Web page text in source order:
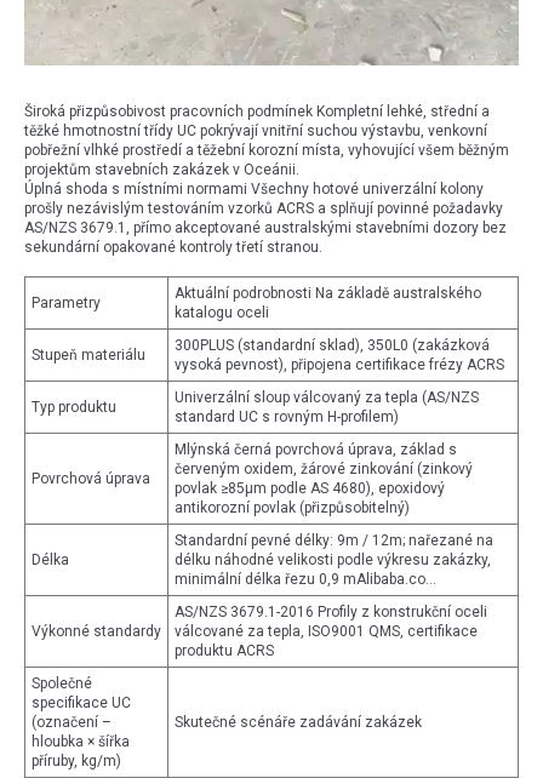
Široká přizpůsobivost pracovních podmínek Kompletní lehké, střední a
těžké hmotnostní třídy UC pokrývají vnitřní suchou výstavbu, venkovní
pobřežní vlhké prostředí a těžební korozní místa, vyhovující všem běžným
projektům stavebních zakázek v Oceánii.
Úplná shoda s místními normami Všechny hotové univerzální kolony
prošly nezávislým testováním vzorků ACRS a splňují povinné požadavky
AS/NZS 3679.1, přímo akceptované australskými stavebními dozory bez
sekundární opakované kontroly třetí stranou.
Parametry
Aktuální podrobnosti Na základě australského
katalogu oceli
Stupeň materiálu
300PLUS (standardní sklad), 350L0 (zakázková
vysoká pevnost), připojena certifikace frézy ACRS
Typ produktu
Univerzální sloup válcovaný za tepla (AS/NZS
standard UC s rovným H-profilem)
Povrchová úprava
Mlýnská černá povrchová úprava, základ s
červeným oxidem, žárové zinkování (zinkový
povlak ≥85μm podle AS 4680), epoxidový
antikorozní povlak (přizpůsobitelný)
Délka
Standardní pevné délky: 9m / 12m; nařezané na
délku náhodné velikosti podle výkresu zakázky,
minimální délka řezu 0,9 mAlibaba.co...
Výkonné standardy
AS/NZS 3679.1-2016 Profily z konstrukční oceli
válcované za tepla, ISO9001 QMS, certifikace
produktu ACRS
Společné
specifikace UC
(označení –
hloubka × šířka
příruby, kg/m)
Skutečné scénáře zadávání zakázek